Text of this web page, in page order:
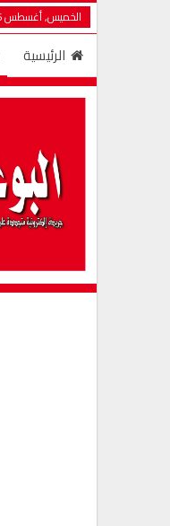
الخميس, أغسطس 6, 2026
الرئيسية